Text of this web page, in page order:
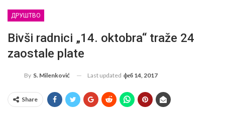
ДРУШТВО
Bivši radnici „14. oktobra“ traže 24
zaostale plate
By S. Milenković Last updated феб 14, 2017
Share